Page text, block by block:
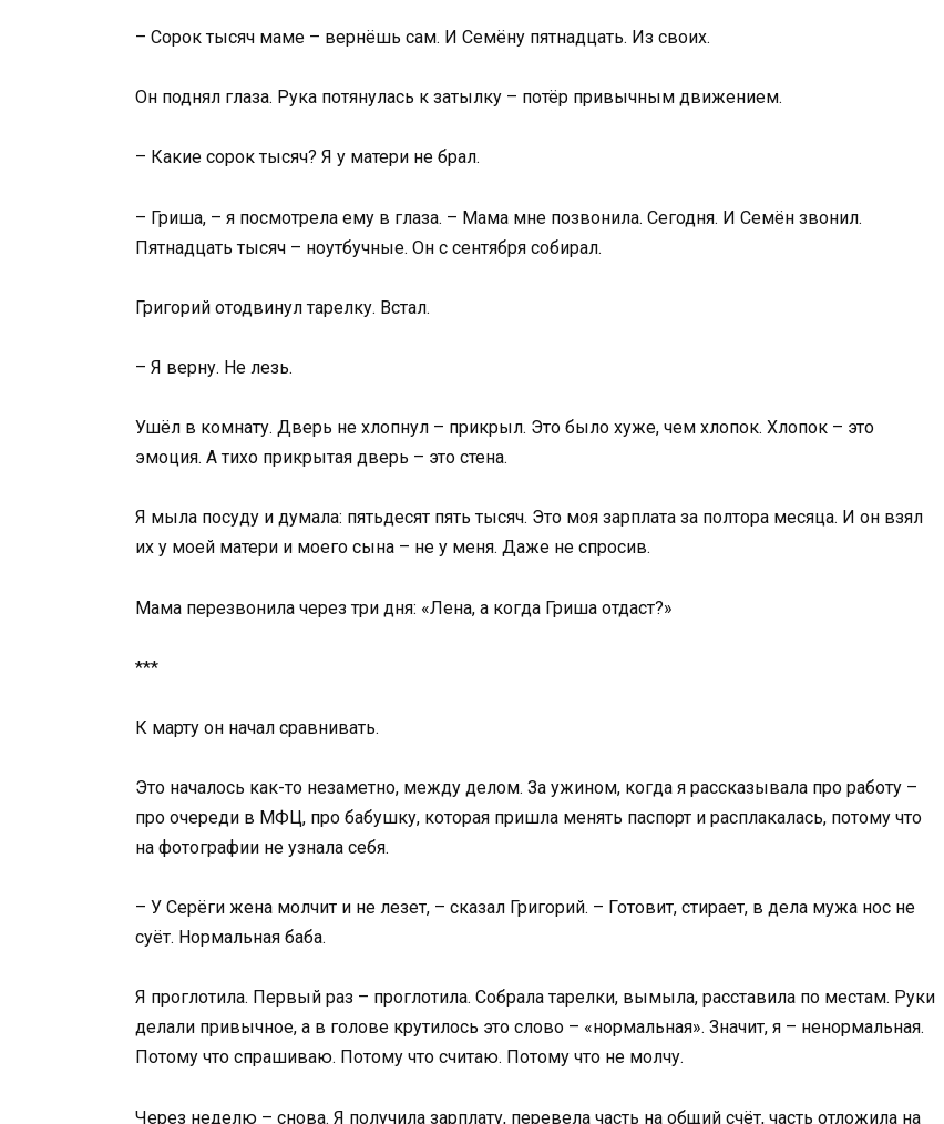
– Сорок тысяч маме – вернёшь сам. И Семёну пятнадцать. Из своих.
Он поднял глаза. Рука потянулась к затылку – потёр привычным движением.
– Какие сорок тысяч? Я у матери не брал.
– Гриша, – я посмотрела ему в глаза. – Мама мне позвонила. Сегодня. И Семён звонил.
Пятнадцать тысяч – ноутбучные. Он с сентября собирал.
Григорий отодвинул тарелку. Встал.
– Я верну. Не лезь.
Ушёл в комнату. Дверь не хлопнул – прикрыл. Это было хуже, чем хлопок. Хлопок – это
эмоция. А тихо прикрытая дверь – это стена.
Я мыла посуду и думала: пятьдесят пять тысяч. Это моя зарплата за полтора месяца. И он взял
их у моей матери и моего сына – не у меня. Даже не спросив.
Мама перезвонила через три дня: «Лена, а когда Гриша отдаст?»
***
К марту он начал сравнивать.
Это началось как-то незаметно, между делом. За ужином, когда я рассказывала про работу –
про очереди в МФЦ, про бабушку, которая пришла менять паспорт и расплакалась, потому что
на фотографии не узнала себя.
– У Серёги жена молчит и не лезет, – сказал Григорий. – Готовит, стирает, в дела мужа нос не
суёт. Нормальная баба.
Я проглотила. Первый раз – проглотила. Собрала тарелки, вымыла, расставила по местам. Руки
делали привычное, а в голове крутилось это слово – «нормальная». Значит, я – ненормальная.
Потому что спрашиваю. Потому что считаю. Потому что не молчу.
Через неделю – снова. Я получила зарплату, перевела часть на общий счёт, часть отложила на